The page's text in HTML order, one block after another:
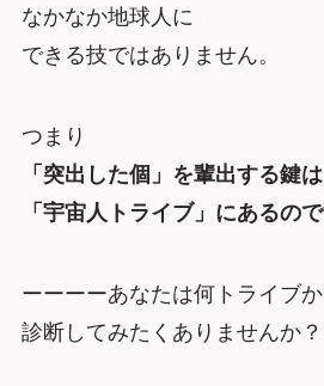
なかなか地球人に
できる技ではありません。
つまり
「突出した個」を輩出する鍵は
「宇宙人トライブ」にあるので
ーーーーあなたは何トライブか
診断してみたくありませんか